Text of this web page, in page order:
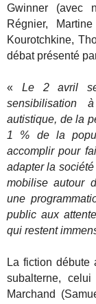
Gwinner (avec
Régnier,
Kourotchkine,
débat présenté
« Le 2 avril
sensibilisation
autistique, de la
1 % de la
accomplir pour
adapter la
mobilise autour
une
public aux
qui restent
La fiction
subalterne,
Marchand